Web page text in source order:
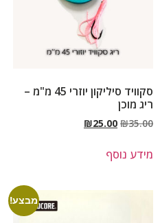
סקוויד סיליקון יוזרי 45 מ"מ –
ריג מוכן
₪35.00
₪25.00
מידע נוסף
מבצע!